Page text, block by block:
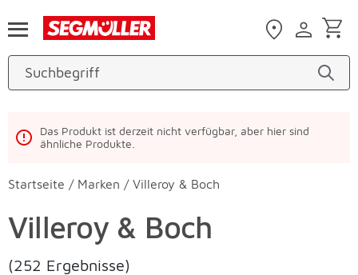
Das Produkt ist derzeit nicht verfügbar, aber hier sind
ähnliche Produkte.
Startseite / Marken / Villeroy & Boch
Villeroy & Boch
(252 Ergebnisse)